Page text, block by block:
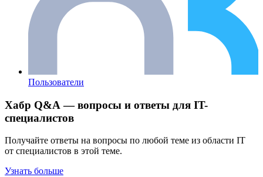
Пользователи
Хабр Q&A — вопросы и ответы для IT-
специалистов
Получайте ответы на вопросы по любой теме из области IT
от специалистов в этой теме.
Узнать больше